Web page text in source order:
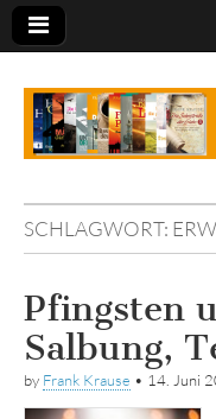
SCHLAGWORT:
Pfingsten
Salbung,
by Frank Krause • 14. Juni